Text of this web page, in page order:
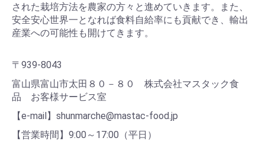
された栽培方法を農家の方々と進めていきます。また、
安全安心世界一となれば食料自給率にも貢献でき、輸出
産業への可能性も開けてきます。
〒939-8043
富山県富山市太田８０－８０ 株式会社マスタック食
品 お客様サービス室
【e-mail】shunmarche@mastac-food.jp
【営業時間】9:00～17:00（平日）